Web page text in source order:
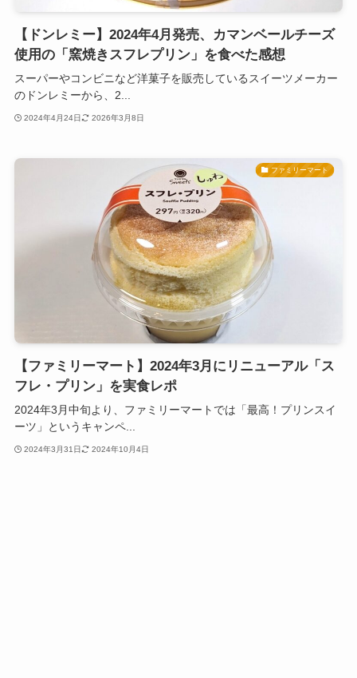
【ドンレミー】2024年4月発売、カマンベールチーズ
使用の「窯焼きスフレプリン」を食べた感想
スーパーやコンビニなど洋菓子を販売しているスイーツメーカー
のドンレミーから、2...
2024年4月24日 2026年3月8日
ファミリーマート
【ファミリーマート】2024年3月にリニューアル「ス
フレ・プリン」を実食レポ
2024年3月中旬より、ファミリーマートでは「最高！プリンスイ
ーツ」というキャンペ...
2024年3月31日 2024年10月4日